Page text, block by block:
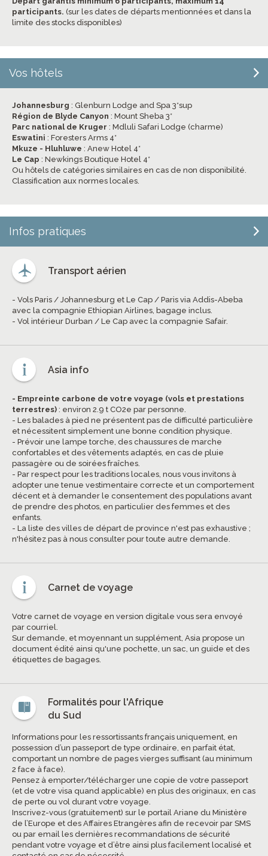
participants. (sur les dates de départs mentionnées et dans la
limite des stocks disponibles)
Vos hôtels
Johannesburg : Glenburn Lodge and Spa 3*sup
Région de Blyde Canyon : Mount Sheba 3*
Parc national de Kruger : Mdluli Safari Lodge (charme)
Eswatini : Foresters Arms 4*
Mkuze - Hluhluwe : Anew Hotel 4*
Le Cap : Newkings Boutique Hotel 4*
Ou hôtels de catégories similaires en cas de non disponibilité.
Classification aux normes locales.
Infos pratiques
Transport aérien
- Vols Paris / Johannesburg et Le Cap / Paris via Addis-Abeba
avec la compagnie Ethiopian Airlines, bagage inclus.
- Vol intérieur Durban / Le Cap avec la compagnie Safair.
Asia info
- Empreinte carbone de votre voyage (vols et prestations
terrestres) : environ 2.9 t CO2e par personne.
- Les balades à pied ne présentent pas de difficulté particulière
et nécessitent simplement une bonne condition physique.
- Prévoir une lampe torche, des chaussures de marche
confortables et des vêtements adaptés, en cas de pluie
passagère ou de soirées fraîches.
- Par respect pour les traditions locales, nous vous invitons à
adopter une tenue vestimentaire correcte et un comportement
décent et à demander le consentement des populations avant
de prendre des photos, en particulier des femmes et des
enfants.
- La liste des villes de départ de province n'est pas exhaustive ;
n'hésitez pas à nous consulter pour toute autre demande.
Carnet de voyage
Votre carnet de voyage en version digitale vous sera envoyé
par courriel.
Sur demande, et moyennant un supplément, Asia propose un
document édité ainsi qu'une pochette, un sac, un guide et des
étiquettes de bagages.
Formalités pour l'Afrique
du Sud
Informations pour les ressortissants français uniquement, en
possession d’un passeport de type ordinaire, en parfait état,
comportant un nombre de pages vierges suffisant (au minimum
2 face à face).
Pensez à emporter/télécharger une copie de votre passeport
(et de votre visa quand applicable) en plus des originaux, en cas
de perte ou vol durant votre voyage.
Inscrivez-vous (gratuitement) sur le portail Ariane du Ministère
de l’Europe et des Affaires Etrangères afin de recevoir par SMS
ou par email les dernières recommandations de sécurité
pendant votre voyage et d’être ainsi plus facilement localisé et